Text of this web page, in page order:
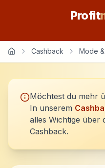
Profit
Cashback Mode
Möchtest du mehr
In unserem
alles Wichtige über
Cashback.